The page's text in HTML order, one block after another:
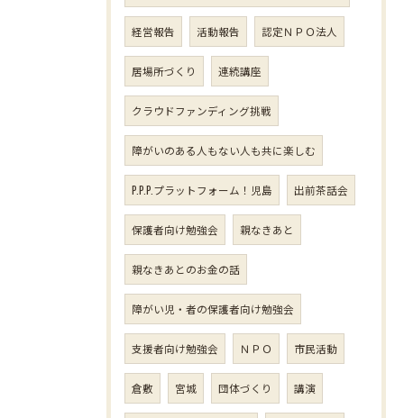
経営報告 活動報告 認定ＮＰＯ法人
居場所づくり 連続講座
クラウドファンディング挑戦
障がいのある人もない人も共に楽しむ
P.P.P.プラットフォーム！児島 出前茶話会
保護者向け勉強会 親なきあと
親なきあとのお金の話
障がい児・者の保護者向け勉強会
支援者向け勉強会 ＮＰＯ 市民活動
倉敷 宮城 団体づくり 講演